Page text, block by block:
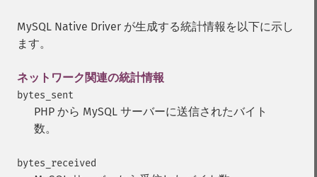
MySQL Native Driver が生成する統計情報を以下に示し
ます。
ネットワーク関連の統計情報
bytes_sent
PHP から MySQL サーバーに送信されたバイト
数。
bytes_received